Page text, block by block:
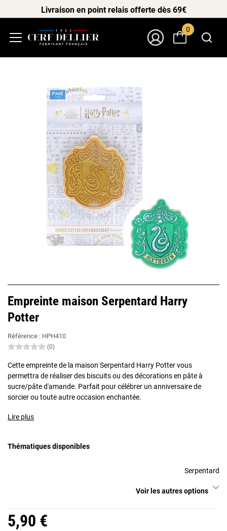
Livraison en point relais offerte dès 69€
0
Empreinte maison Serpentard Harry
Potter
Référence : HPH410
(0)
Cette empreinte de la maison Serpentard Harry Potter vous
permettra de réaliser des biscuits ou des décorations en pâte à
sucre/pâte d'amande. Parfait pour célébrer un anniversaire de
sorcier ou toute autre occasion enchantée.
Lire plus
Thématiques disponibles
Serpentard
Voir les autres options
5,90 €